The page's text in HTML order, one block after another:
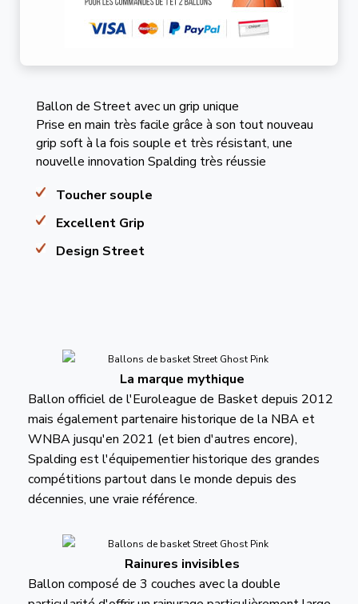
Ballon de Street avec un grip unique
Prise en main très facile grâce à son tout nouveau
grip soft à la fois souple et très résistant, une
nouvelle innovation Spalding très réussie
Toucher souple
Excellent Grip
Design Street
La marque mythique
Ballon officiel de l'Euroleague de Basket depuis 2012
mais également partenaire historique de la NBA et
WNBA jusqu'en 2021 (et bien d'autres encore),
Spalding est l'équipementier historique des grandes
compétitions partout dans le monde depuis des
décennies, une vraie référence.
Rainures invisibles
Ballon composé de 3 couches avec la double